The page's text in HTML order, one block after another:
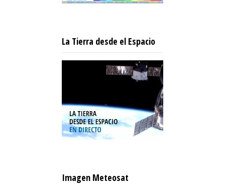
La Tierra desde el Espacio
Imagen Meteosat